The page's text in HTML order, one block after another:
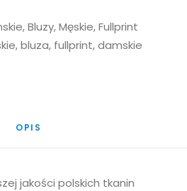
Bluzy, Męskie, Fullprint
bluza, fullprint, damskie
OPIS
jakości polskich tkanin